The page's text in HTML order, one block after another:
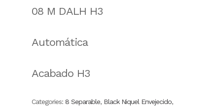
08 M DALH H3
Automática
Acabado H3
Categories: 8 Separable, Black Niquel Envejecido,